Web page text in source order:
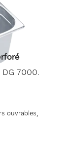
DG 7000.
ouvrables,